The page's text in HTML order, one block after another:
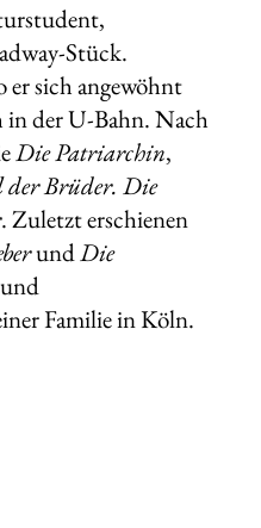
Stück.
er sich angewöhnt
in der U-Bahn. Nach
Die Patriarchin,
der Brüder. Die
. Zuletzt erschienen
undDie
und
Familie in Köln.